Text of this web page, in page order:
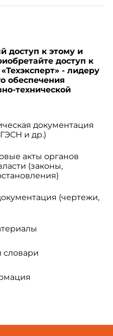
KZ
KG
RU
TJ
доступ к этому и
доступ к
- лидеру
обеспечения
технической
документация
и др.)
акты органов
(законы,
(чертежи,
словари